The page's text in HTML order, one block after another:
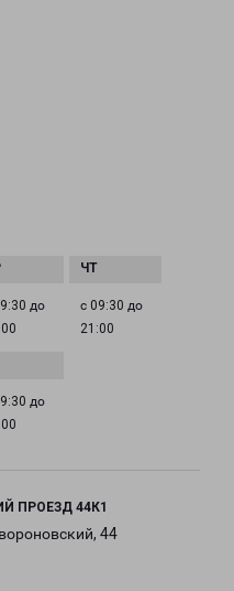
до
с 09:30 до
21:00
до
ПРОЕЗД 44К1
44